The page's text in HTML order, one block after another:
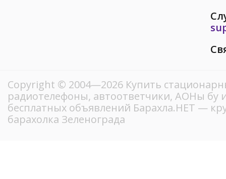
Copyright © 2004—2026 Купить
радиотелефоны, автоответчики, АОНы бу
бесплатных объявлений Барахла.НЕТ —
барахолка Зеленограда